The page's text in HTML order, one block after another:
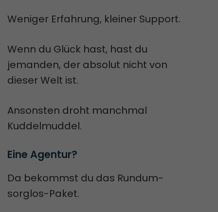
Weniger Erfahrung, kleiner Support.
Wenn du Glück hast, hast du
jemanden, der absolut nicht von
dieser Welt ist.
Ansonsten droht manchmal
Kuddelmuddel.
Eine Agentur?
Da bekommst du das Rundum-
sorglos-Paket.